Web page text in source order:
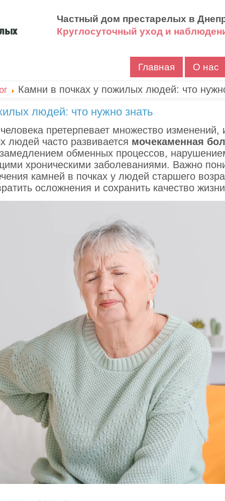
Частный дом престарелых в
Круглосуточный уход и
Главная О нас
Камни в почках у пожилых людей: что
людей: что нужно знать
претерпевает множество
людей часто развивается мочекаменная
обменных процессов,
хроническими заболеваниями. Важно
камней в почках у людей старшего
осложнения и сохранить качество